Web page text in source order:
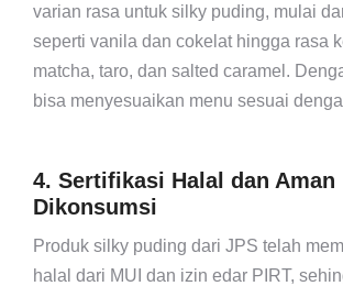
varian rasa untuk silky puding, mulai
seperti vanila dan cokelat hingga rasa
matcha, taro, dan salted caramel.
bisa menyesuaikan menu sesuai
4. Sertifikasi Halal dan Aman
Dikonsumsi
Produk silky puding dari JPS telah
halal dari MUI dan izin edar PIRT,